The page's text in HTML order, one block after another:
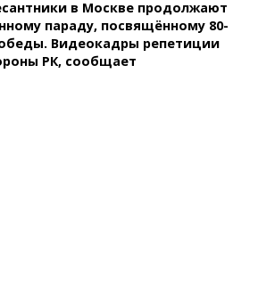
в Москве продолжают
параду, посвящённому 80-
Видеокадры репетиции
РК, сообщает